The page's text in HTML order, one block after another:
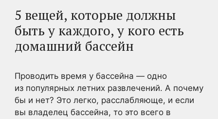
5 вещей, которые должны
быть у каждого, у кого есть
домашний бассейн
Проводить время у бассейна — одно
из популярных летних развлечений. А почему
бы и нет? Это легко, расслабляюще, и если
вы владелец бассейна, то это всего в